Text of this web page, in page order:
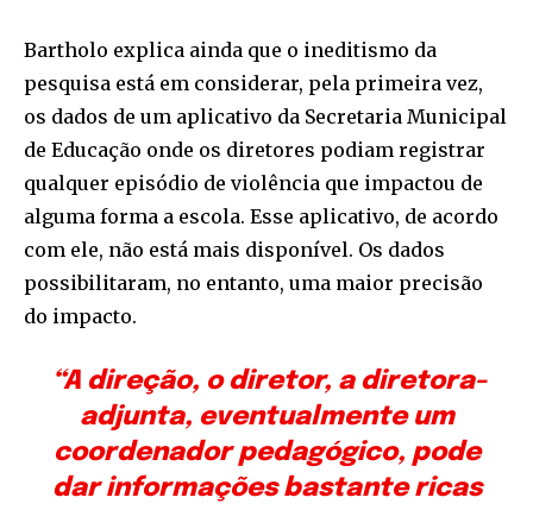
Bartholo explica ainda que o ineditismo da
pesquisa está em considerar, pela primeira vez,
os dados de um aplicativo da Secretaria Municipal
de Educação onde os diretores podiam registrar
qualquer episódio de violência que impactou de
alguma forma a escola. Esse aplicativo, de acordo
com ele, não está mais disponível. Os dados
possibilitaram, no entanto, uma maior precisão
do impacto.
“A direção, o diretor, a diretora-
adjunta, eventualmente um
coordenador pedagógico, pode
dar informações bastante ricas